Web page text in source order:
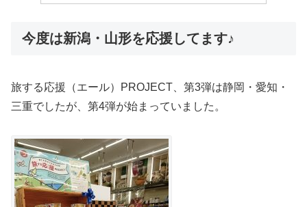
今度は新潟・山形を応援してます♪
旅する応援（エール）PROJECT、第3弾は静岡・愛知・
三重でしたが、第4弾が始まっていました。